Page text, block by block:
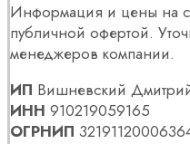
Информация и цены на
публичной офертой.
менеджеров компании.
ИП Вишневский
ИНН 910219059165
ОГРНИП